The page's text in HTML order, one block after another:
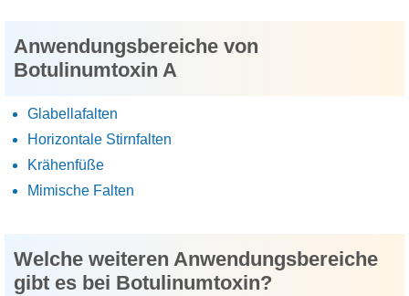
Anwendungsbereiche von
Botulinumtoxin A
Glabellafalten
Horizontale Stirnfalten
Krähenfüße
Mimische Falten
Welche weiteren Anwendungsbereiche
gibt es bei Botulinumtoxin?